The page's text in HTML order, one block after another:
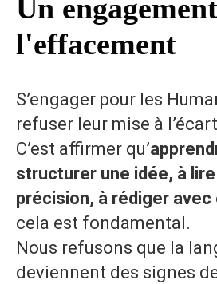
Un
l'effacement
S’engager pour les
refuser leur mise à
C’est affirmer qu’
structurer une idée, à
précision, à rédiger avec
cela est fondamental.
Nous refusons que la
deviennent des signes